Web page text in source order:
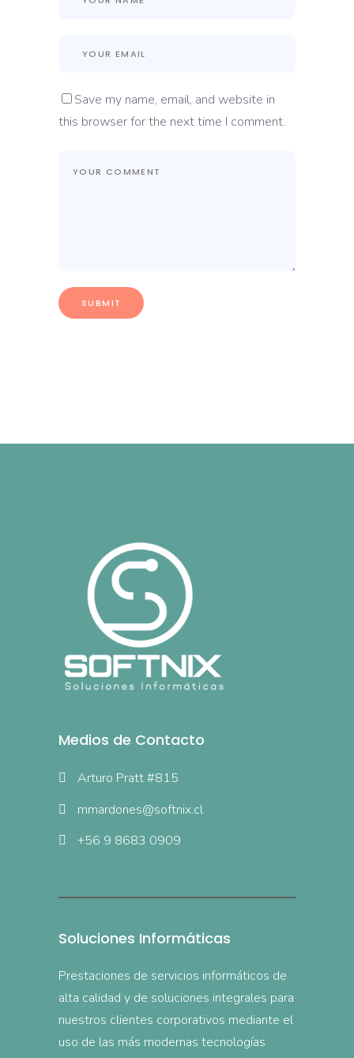
Save my name, email, and website in
this browser for the next time I comment.
Medios de Contacto
Arturo Pratt #815
mmardones@softnix.cl
+56 9 8683 0909
Soluciones Informáticas
Prestaciones de servicios informáticos de
alta calidad y de soluciones integrales para
nuestros clientes corporativos mediante el
uso de las más modernas tecnologías